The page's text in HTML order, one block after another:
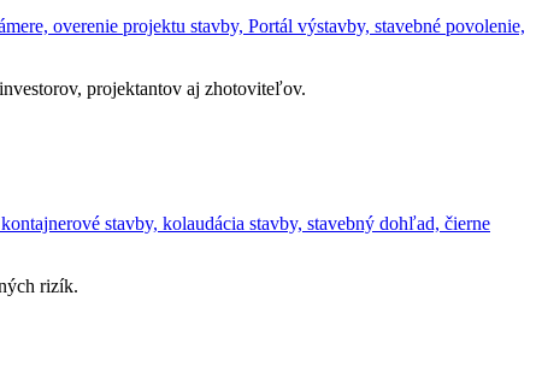
overenie projektu stavby, Portál výstavby, stavebné povolenie,
projektantov aj zhotoviteľov.
stavby, kolaudácia stavby, stavebný dohľad, čierne
rizík.